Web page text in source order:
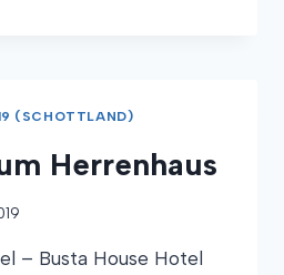
(SCHOTTLAND)
Herrenhaus
– Busta House Hotel